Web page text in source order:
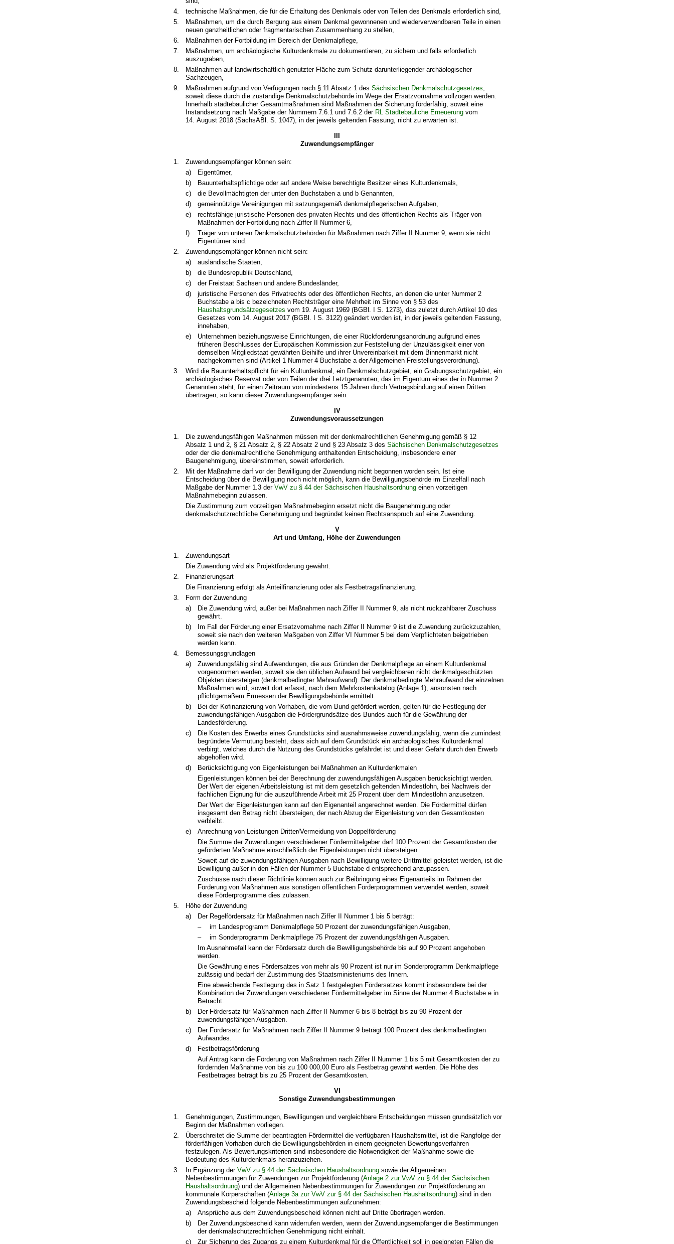
4.
technische Maßnahmen, die für die Erhaltung des Denkmals oder von Teilen des Denkmals erforderlich sind,
5.
Maßnahmen, um die durch Bergung aus einem Denkmal gewonnenen und wiederverwendbaren Teile in einen
neuen ganzheitlichen oder fragmentarischen Zusammenhang zu stellen,
6.
Maßnahmen der Fortbildung im Bereich der Denkmalpflege,
7.
Maßnahmen, um archäologische Kulturdenkmale zu dokumentieren, zu sichern und falls erforderlich
auszugraben,
8.
Maßnahmen auf landwirtschaftlich genutzter Fläche zum Schutz darunterliegender archäologischer
Sachzeugen,
9.
Maßnahmen aufgrund von Verfügungen nach § 11 Absatz 1 des Sächsischen Denkmalschutzgesetzes,
soweit diese durch die zuständige Denkmalschutzbehörde im Wege der Ersatzvornahme vollzogen werden.
Innerhalb städtebaulicher Gesamtmaßnahmen sind Maßnahmen der Sicherung förderfähig, soweit eine
Instandsetzung nach Maßgabe der Nummern 7.6.1 und 7.6.2 der RL Städtebauliche Erneuerungvom
14. August 2018 (SächsABl. S. 1047), in der jeweils geltenden Fassung, nicht zu erwarten ist.
Zuwendungsempfänger
1.
Zuwendungsempfänger können sein:
a)
Eigentümer,
b)
Bauunterhaltspflichtige oder auf andere Weise berechtigte Besitzer eines Kulturdenkmals,
c)
die Bevollmächtigten der unter den Buchstaben a und b Genannten,
d)
gemeinnützige Vereinigungen mit satzungsgemäß denkmalpflegerischen Aufgaben,
e)
rechtsfähige juristische Personen des privaten Rechts und des öffentlichen Rechts als Träger von
Maßnahmen der Fortbildung nach Ziffer II Nummer 6,
f)
Träger von unteren Denkmalschutzbehörden für Maßnahmen nach Ziffer II Nummer 9, wenn sie nicht
Eigentümer sind.
2.
Zuwendungsempfänger können nicht sein:
a)
ausländische Staaten,
b)
die Bundesrepublik Deutschland,
c)
der Freistaat Sachsen und andere Bundesländer,
d)
juristische Personen des Privatrechts oder des öffentlichen Rechts, an denen die unter Nummer 2
Buchstabe a bis c bezeichneten Rechtsträger eine Mehrheit im Sinne von § 53 des
Haushaltsgrundsätzegesetzes vom 19. August 1969 (BGBl. I S. 1273), das zuletzt durch Artikel 10 des
Gesetzes vom 14. August 2017 (BGBl. I S. 3122) geändert worden ist, in der jeweils geltenden Fassung,
innehaben,
e)
Unternehmen beziehungsweise Einrichtungen, die einer Rückforderungsanordnung aufgrund eines
früheren Beschlusses der Europäischen Kommission zur Feststellung der Unzulässigkeit einer von
demselben Mitgliedstaat gewährten Beihilfe und ihrer Unvereinbarkeit mit dem Binnenmarkt nicht
nachgekommen sind (Artikel 1 Nummer 4 Buchstabe a der Allgemeinen Freistellungsverordnung).
3.
Wird die Bauunterhaltspflicht für ein Kulturdenkmal, ein Denkmalschutzgebiet, ein Grabungsschutzgebiet, ein
archäologisches Reservat oder von Teilen der drei Letztgenannten, das im Eigentum eines der in Nummer 2
Genannten steht, für einen Zeitraum von mindestens 15 Jahren durch Vertragsbindung auf einen Dritten
übertragen, so kann dieser Zuwendungsempfänger sein.
IV
Zuwendungsvoraussetzungen
1.
Die zuwendungsfähigen Maßnahmen müssen mit der denkmalrechtlichen Genehmigung gemäß § 12
Absatz 1 und 2, § 21 Absatz 2, § 22 Absatz 2 und § 23 Absatz 3 des Sächsischen Denkmalschutzgesetzes
oder der die denkmalrechtliche Genehmigung enthaltenden Entscheidung, insbesondere einer
Baugenehmigung, übereinstimmen, soweit erforderlich.
2.
Mit der Maßnahme darf vor der Bewilligung der Zuwendung nicht begonnen worden sein. Ist eine
Entscheidung über die Bewilligung noch nicht möglich, kann die Bewilligungsbehörde im Einzelfall nach
Maßgabe der Nummer 1.3 der VwV zu § 44 der Sächsischen Haushaltsordnungeinen vorzeitigen
Maßnahmebeginn zulassen.
Die Zustimmung zum vorzeitigen Maßnahmebeginn ersetzt nicht die Baugenehmigung oder
denkmalschutzrechtliche Genehmigung und begründet keinen Rechtsanspruch auf eine Zuwendung.
V
Art und Umfang, Höhe der Zuwendungen
1.
Zuwendungsart
Die Zuwendung wird als Projektförderung gewährt.
2.
Finanzierungsart
Die Finanzierung erfolgt als Anteilfinanzierung oder als Festbetragsfinanzierung.
3.
Form der Zuwendung
a)
Die Zuwendung wird, außer bei Maßnahmen nach Ziffer II Nummer 9, als nicht rückzahlbarer Zuschuss
gewährt.
b)
Im Fall der Förderung einer Ersatzvornahme nach Ziffer II Nummer 9 ist die Zuwendung zurückzuzahlen,
soweit sie nach den weiteren Maßgaben von Ziffer VI Nummer 5 bei dem Verpflichteten beigetrieben
werden kann.
4.
Bemessungsgrundlagen
a)
Zuwendungsfähig sind Aufwendungen, die aus Gründen der Denkmalpflege an einem Kulturdenkmal
vorgenommen werden, soweit sie den üblichen Aufwand bei vergleichbaren nicht denkmalgeschützten
Objekten übersteigen (denkmalbedingter Mehraufwand). Der denkmalbedingte Mehraufwand der einzelnen
Maßnahmen wird, soweit dort erfasst, nach dem Mehrkostenkatalog (Anlage 1), ansonsten nach
pflichtgemäßem Ermessen der Bewilligungsbehörde ermittelt.
b)
Bei der Kofinanzierung von Vorhaben, die vom Bund gefördert werden, gelten für die Festlegung der
zuwendungsfähigen Ausgaben die Fördergrundsätze des Bundes auch für die Gewährung der
Landesförderung.
c)
Die Kosten des Erwerbs eines Grundstücks sind ausnahmsweise zuwendungsfähig, wenn die zumindest
begründete Vermutung besteht, dass sich auf dem Grundstück ein archäologisches Kulturdenkmal
verbirgt, welches durch die Nutzung des Grundstücks gefährdet ist und dieser Gefahr durch den Erwerb
abgeholfen wird.
d)
Berücksichtigung von Eigenleistungen bei Maßnahmen an Kulturdenkmalen
Eigenleistungen können bei der Berechnung der zuwendungsfähigen Ausgaben berücksichtigt werden.
Der Wert der eigenen Arbeitsleistung ist mit dem gesetzlich geltenden Mindestlohn, bei Nachweis der
fachlichen Eignung für die auszuführende Arbeit mit 25 Prozent über dem Mindestlohn anzusetzen.
Der Wert der Eigenleistungen kann auf den Eigenanteil angerechnet werden. Die Fördermittel dürfen
insgesamt den Betrag nicht übersteigen, der nach Abzug der Eigenleistung von den Gesamtkosten
verbleibt.
e)
Anrechnung von Leistungen Dritter/Vermeidung von Doppelförderung
Die Summe der Zuwendungen verschiedener Fördermittelgeber darf 100 Prozent der Gesamtkosten der
geförderten Maßnahme einschließlich der Eigenleistungen nicht übersteigen.
Soweit auf die zuwendungsfähigen Ausgaben nach Bewilligung weitere Drittmittel geleistet werden, ist die
Bewilligung außer in den Fällen der Nummer 5 Buchstabe d entsprechend anzupassen.
Zuschüsse nach dieser Richtlinie können auch zur Beibringung eines Eigenanteils im Rahmen der
Förderung von Maßnahmen aus sonstigen öffentlichen Förderprogrammen verwendet werden, soweit
diese Förderprogramme dies zulassen.
5.
Höhe der Zuwendung
a)
Der Regelfördersatz für Maßnahmen nach Ziffer II Nummer 1 bis 5 beträgt:
–
im Landesprogramm Denkmalpflege 50 Prozent der zuwendungsfähigen Ausgaben,
–
im Sonderprogramm Denkmalpflege 75 Prozent der zuwendungsfähigen Ausgaben.
Im Ausnahmefall kann der Fördersatz durch die Bewilligungsbehörde bis auf 90 Prozent angehoben
werden.
Die Gewährung eines Fördersatzes von mehr als 90 Prozent ist nur im Sonderprogramm Denkmalpflege
zulässig und bedarf der Zustimmung des Staatsministeriums des Innern.
Eine abweichende Festlegung des in Satz 1 festgelegten Fördersatzes kommt insbesondere bei der
Kombination der Zuwendungen verschiedener Fördermittelgeber im Sinne der Nummer 4 Buchstabe e in
Betracht.
b)
Der Fördersatz für Maßnahmen nach Ziffer II Nummer 6 bis 8 beträgt bis zu 90 Prozent der
zuwendungsfähigen Ausgaben.
c)
Der Fördersatz für Maßnahmen nach Ziffer II Nummer 9 beträgt 100 Prozent des denkmalbedingten
Aufwandes.
d)
Festbetragsförderung
Auf Antrag kann die Förderung von Maßnahmen nach Ziffer II Nummer 1 bis 5 mit Gesamtkosten der zu
fördernden Maßnahme von bis zu 100 000,00 Euro als Festbetrag gewährt werden. Die Höhe des
Festbetrages beträgt bis zu 25 Prozent der Gesamtkosten.
VI
Sonstige Zuwendungsbestimmungen
1.
Genehmigungen, Zustimmungen, Bewilligungen und vergleichbare Entscheidungen müssen grundsätzlich vor
Beginn der Maßnahmen vorliegen.
2.
Überschreitet die Summe der beantragten Fördermittel die verfügbaren Haushaltsmittel, ist die Rangfolge der
förderfähigen Vorhaben durch die Bewilligungsbehörden in einem geeigneten Bewertungsverfahren
festzulegen. Als Bewertungskriterien sind insbesondere die Notwendigkeit der Maßnahme sowie die
Bedeutung des Kulturdenkmals heranzuziehen.
3.
In Ergänzung der VwV zu § 44 der Sächsischen Haushaltsordnungsowie der Allgemeinen
Nebenbestimmungen für Zuwendungen zur Projektförderung (Anlage 2 zur VwV zu § 44 der Sächsischen
Haushaltsordnung) und der Allgemeinen Nebenbestimmungen für Zuwendungen zur Projektförderung an
kommunale Körperschaften (Anlage 3a zur VwV zur § 44 der Sächsischen Haushaltsordnung) sind in den
Zuwendungsbescheid folgende Nebenbestimmungen aufzunehmen:
a)
Ansprüche aus dem Zuwendungsbescheid können nicht auf Dritte übertragen werden.
b)
Der Zuwendungsbescheid kann widerrufen werden, wenn der Zuwendungsempfänger die Bestimmungen
der denkmalschutzrechtlichen Genehmigung nicht einhält.
c)
Zur Sicherung des Zugangs zu einem Kulturdenkmal für die Öffentlichkeit soll in geeigneten Fällen die